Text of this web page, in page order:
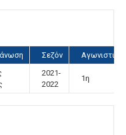
Σεζόν Αγωνιστική
2021-
2022
1η